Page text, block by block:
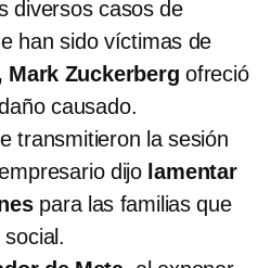
diversos casos de
han sido víctimas de
Mark Zuckerberg ofreció
causado.
transmitieron la sesión
dijo lamentar
para las familias que